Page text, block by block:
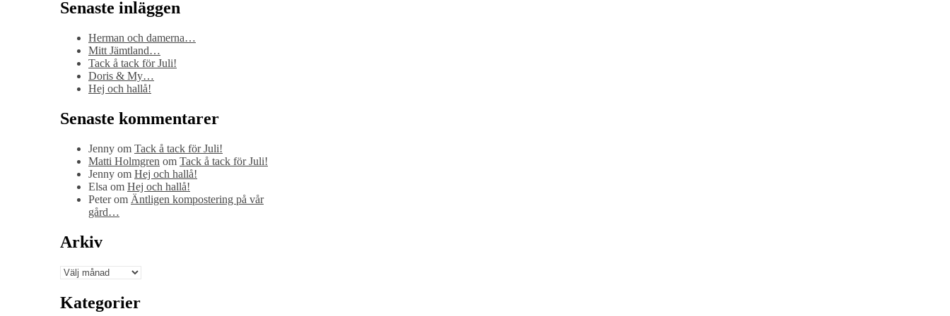
Senaste inläggen
Herman och damerna…
Mitt Jämtland…
Tack å tack för Juli!
Doris & My…
Hej och hallå!
Senaste kommentarer
Jenny om Tack å tack för Juli!
Matti Holmgren om Tack å tack för Juli!
Jenny om Hej och hallå!
Elsa om Hej och hallå!
Peterom Äntligen kompostering på vår
gård…
Arkiv
Arkiv
Kategorier